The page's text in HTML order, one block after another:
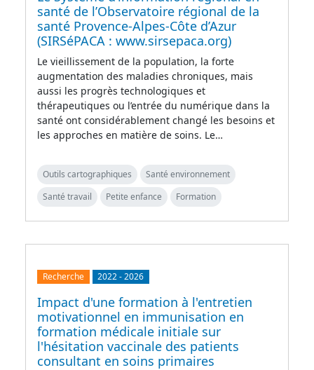
santé de l’Observatoire régional de la
santé Provence-Alpes-Côte d’Azur
(SIRSéPACA : www.sirsepaca.org)
Le vieillissement de la population, la forte
augmentation des maladies chroniques, mais
aussi les progrès technologiques et
thérapeutiques ou l’entrée du numérique dans la
santé ont considérablement changé les besoins et
les approches en matière de soins. Le…
Outils cartographiques
Santé environnement
Santé travail
Petite enfance Formation
Recherche 2022-2026
Impact d'une formation à l'entretien
motivationnel en immunisation en
formation médicale initiale sur
l'hésitation vaccinale des patients
consultant en soins primaires